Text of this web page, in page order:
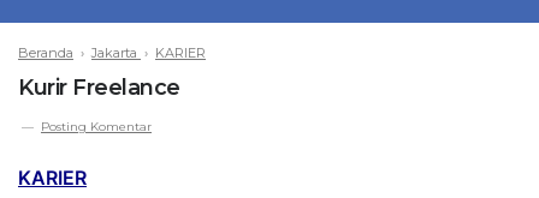
Beranda ›Jakarta › KARIER
Kurir Freelance
Posting Komentar
KARIER